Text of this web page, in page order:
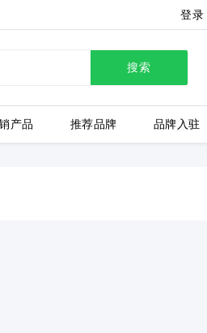
登录
搜索
产品 推荐品牌 品牌入驻
LC80-2.54-10P-130-00A